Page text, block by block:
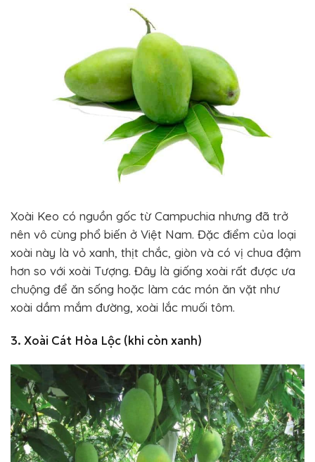
Xoài Keo có nguồn gốc từ Campuchia nhưng đã trở
nên vô cùng phổ biến ở Việt Nam. Đặc điểm của loại
xoài này là vỏ xanh, thịt chắc, giòn và có vị chua đậm
hơn so với xoài Tượng. Đây là giống xoài rất được ưa
chuộng để ăn sống hoặc làm các món ăn vặt như
xoài dầm mắm đường, xoài lắc muối tôm.
3. Xoài Cát Hòa Lộc (khi còn xanh)